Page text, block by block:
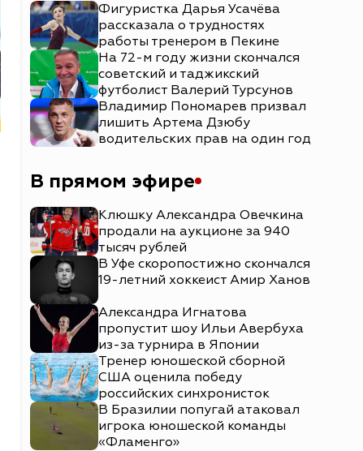
Фигуристка Дарья Усачёва
рассказала о трудностях
работы тренером в Пекине
На 72-м году жизни скончался
советский и таджикский
футболист Валерий Турсунов
Владимир Пономарев призвал
лишить Артема Дзюбу
водительских прав на один год
В прямом эфире
Клюшку Александра Овечкина
продали на аукционе за 940
тысяч рублей
В Уфе скоропостижно скончался
19-летний хоккеист Амир Ханов
Александра Игнатова
пропустит шоу Ильи Авербуха
из-за турнира в Японии
Тренер юношеской сборной
США оценила победу
российских синхронисток
В Бразилии попугай атаковал
игрока юношеской команды
«Фламенго»